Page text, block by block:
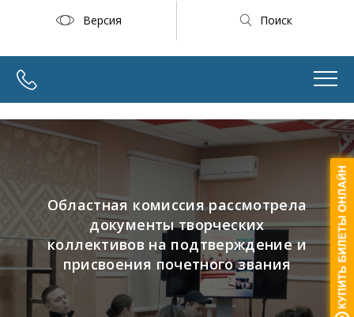
Версия Поиск
Областная комиссия рассмотрела
документы творческих
коллективов на подтверждение и
присвоения почетного звания